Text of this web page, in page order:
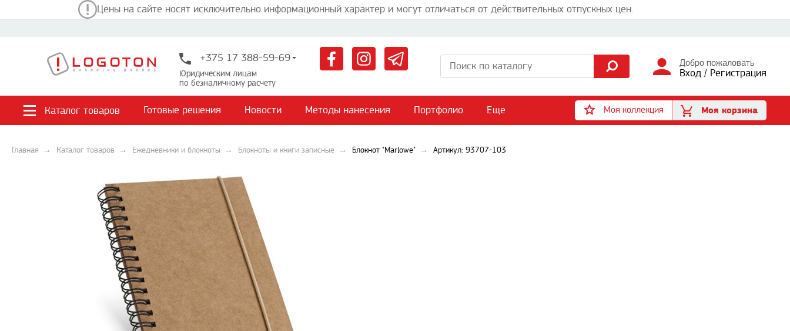
Цены на сайте носят исключительно информационный характер и могут отличаться от действительных отпускных цен.
+375 17 388-59-69
Юридическим лицам
по безналичному расчету
Добро пожаловать
Вход / Регистрация
Каталог товаров Готовые решения Новости Методы нанесения Портфолио Еще Моя коллекция Моя корзина
Главная Каталог товаров Ежедневники и блокноты Блокноты и книги записные Блокнот "Marlowe" Артикул: 93707-103